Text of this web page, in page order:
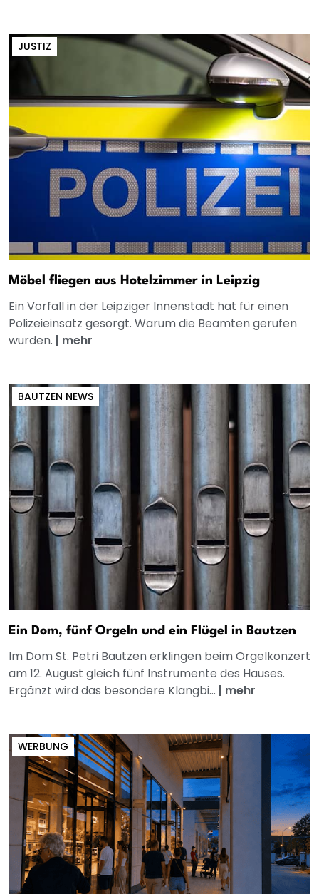
JUSTIZ
Möbel fliegen aus Hotelzimmer in Leipzig
Ein Vorfall in der Leipziger Innenstadt hat für einen
Polizeieinsatz gesorgt. Warum die Beamten gerufen
wurden. | mehr
BAUTZEN NEWS
Ein Dom, fünf Orgeln und ein Flügel in Bautzen
Im Dom St. Petri Bautzen erklingen beim Orgelkonzert
am 12. August gleich fünf Instrumente des Hauses.
Ergänzt wird das besondere Klangbi... | mehr
WERBUNG